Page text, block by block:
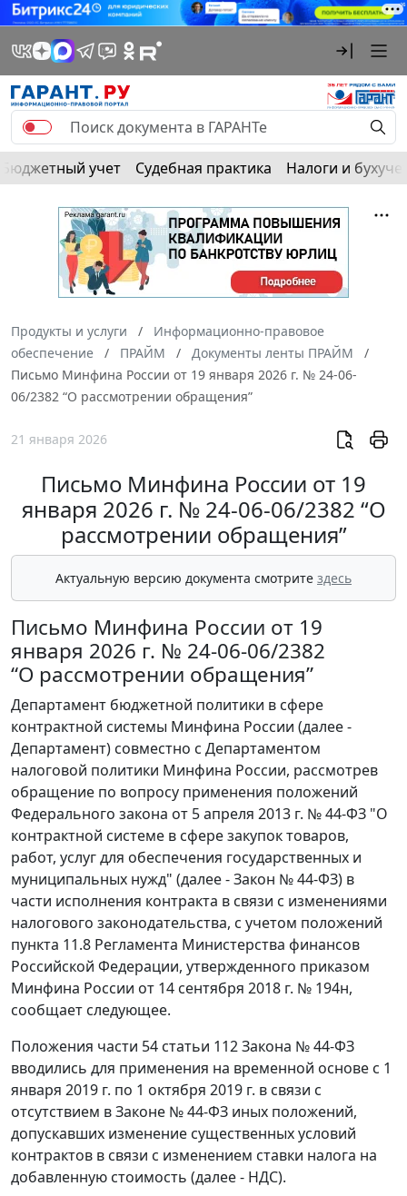
Бюджетный учет Судебная практика Налоги и
Продукты и услуги
Информационно-правовое
обеспечение
ПРАЙМ
Документы ленты ПРАЙМ
Письмо Минфина России от 19 января 2026 г. № 24-06-
06/2382 “О рассмотрении обращения”
21 января 2026
Письмо Минфина России от 19
января 2026 г. № 24-06-06/2382 “О
рассмотрении обращения”
Актуальную версию документа смотрите здесь
Письмо Минфина России от 19
января 2026 г. № 24-06-06/2382
“О рассмотрении обращения”
Департамент бюджетной политики в сфере
контрактной системы Минфина России (далее -
Департамент) совместно с Департаментом
налоговой политики Минфина России, рассмотрев
обращение по вопросу применения положений
Федерального закона от 5 апреля 2013 г. № 44-ФЗ "О
контрактной системе в сфере закупок товаров,
работ, услуг для обеспечения государственных и
муниципальных нужд" (далее - Закон № 44-ФЗ) в
части исполнения контракта в связи с изменениями
налогового законодательства, с учетом положений
пункта 11.8 Регламента Министерства финансов
Российской Федерации, утвержденного приказом
Минфина России от 14 сентября 2018 г. № 194н,
сообщает следующее.
Положения части 54 статьи 112 Закона № 44-ФЗ
вводились для применения на временной основе с 1
января 2019 г. по 1 октября 2019 г. в связи с
отсутствием в Законе № 44-ФЗ иных положений,
допускавших изменение существенных условий
контрактов в связи с изменением ставки налога на
добавленную стоимость (далее - НДС).